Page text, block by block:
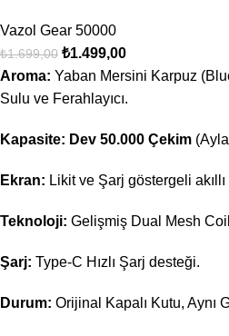
Vazol Gear 50000
₺1.699,00 ₺1.499,00
Aroma: Yaban Mersini Karpuz
Sulu ve Ferahlayıcı.
Kapasite: Dev 50.000 Çekim
Ekran: Likit ve Şarj göstergeli
Teknoloji: Gelişmiş Dual Mesh
Şarj: Type-C Hızlı Şarj desteği.
Durum: Orijinal Kapalı Kutu, Aynı